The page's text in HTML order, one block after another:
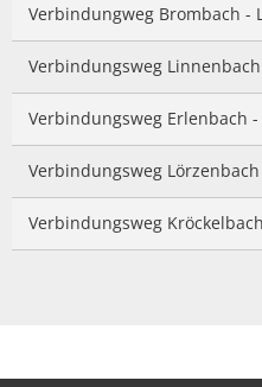
Verbindungweg Brombach -
Verbindungsweg
Verbindungsweg Erlenbach
Verbindungsweg
Verbindungsweg